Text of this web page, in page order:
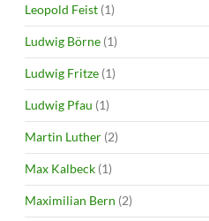
Leopold Feist (1)
Ludwig Börne (1)
Ludwig Fritze (1)
Ludwig Pfau (1)
Martin Luther (2)
Max Kalbeck (1)
Maximilian Bern (2)